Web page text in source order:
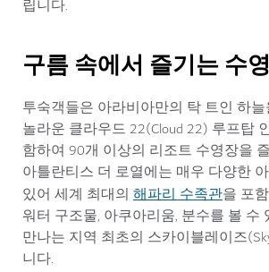
립니다.
구름 속에서 즐기는 수영
투숙객들은 아라비아만의 탁 트인 하
놀라운 클라우드 22(Cloud 22) 루프탑
함하여 90개 이상의 리조트 수영장을
아틀란티스 더 로열에는 매우 다양한
있어 세계 최대의 해파리 수족관을 포
워터 구조물, 아쿠아리움, 분수를 볼 수
만나는 지역 최초의 스카이블레이즈
니다.